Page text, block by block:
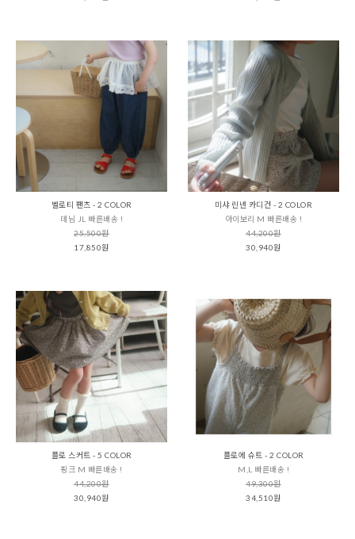
벨로티 팬츠 - 2 COLOR
데님 JL 빠른배송 !
25,500원
17,850원
미샤 린넨 카디건 - 2 COLOR
아이보리 M 빠른배송 !
44,200원
30,940원
플로 스커트 - 5 COLOR
핑크 M 빠른배송 !
44,200원
30,940원
플로에 슈트 - 2 COLOR
M,L 빠른배송 !
49,300원
34,510원